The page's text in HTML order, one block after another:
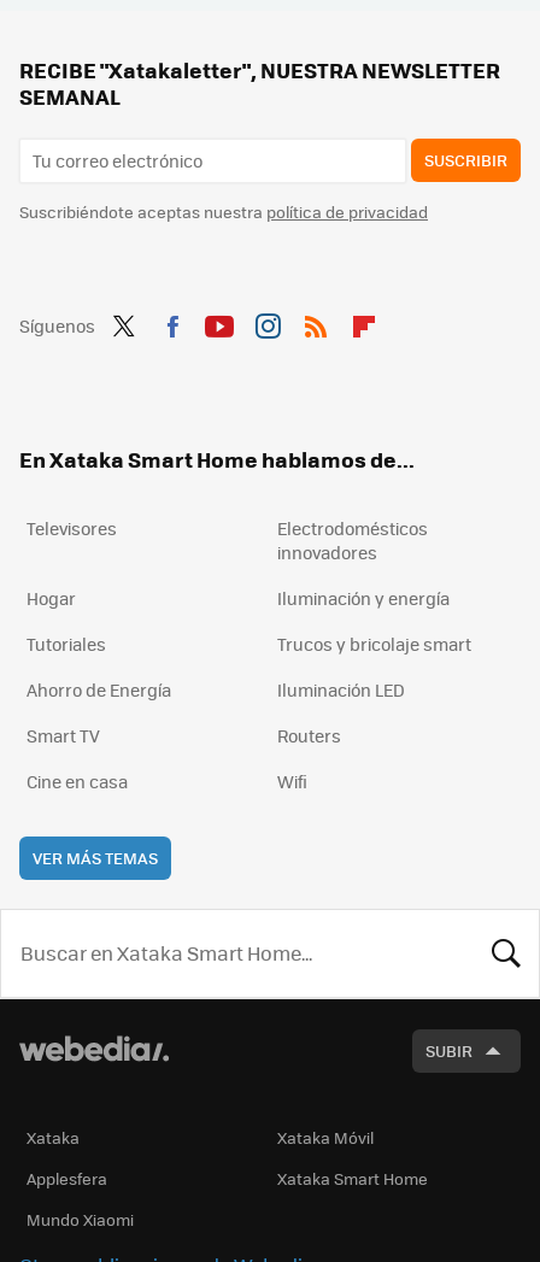
RECIBE "Xatakaletter", NUESTRA NEWSLETTER
SEMANAL
SUSCRIBIR
Suscribiéndote aceptas nuestra política de privacidad
Síguenos
En Xataka Smart Home hablamos de...
Televisores
Electrodomésticos
innovadores
Hogar
Iluminación y energía
Tutoriales
Trucos y bricolaje smart
Ahorro de Energía
Iluminación LED
Smart TV
Routers
Cine en casa
Wifi
VER MÁS TEMAS
SUBIR
Xataka
Xataka Móvil
Applesfera
Xataka Smart Home
Mundo Xiaomi